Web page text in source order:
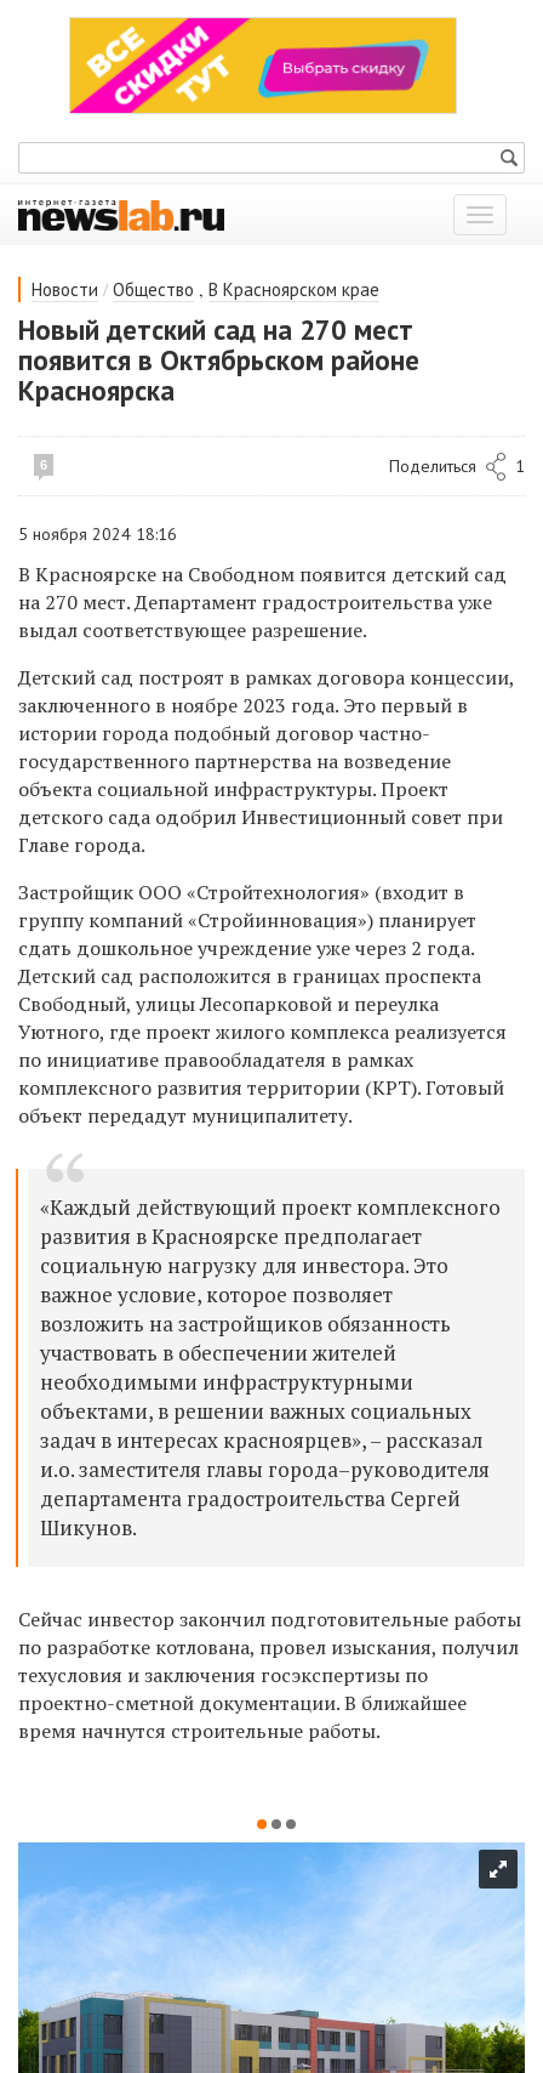
Показать
меню
Новости / Общество , В Красноярском крае
Новый детский сад на 270 мест
появится в Октябрьском районе
Красноярска
6 Поделиться 1
5 ноября 2024 18:16
В Красноярске на Свободном появится детский сад
на 270 мест. Департамент градостроительства уже
выдал соответствующее разрешение.
Детский сад построят в рамках договора концессии,
заключенного в ноябре 2023 года. Это первый в
истории города подобный договор частно-
государственного партнерства на возведение
объекта социальной инфраструктуры. Проект
детского сада одобрил Инвестиционный совет при
Главе города.
Застройщик ООО «Стройтехнология» (входит в
группу компаний «Стройинновация») планирует
сдать дошкольное учреждение уже через 2 года.
Детский сад расположится в границах проспекта
Свободный, улицы Лесопарковой и переулка
Уютного, где проект жилого комплекса реализуется
по инициативе правообладателя в рамках
комплексного развития территории (КРТ). Готовый
объект передадут муниципалитету.
«Каждый действующий проект комплексного
развития в Красноярске предполагает
социальную нагрузку для инвестора. Это
важное условие, которое позволяет
возложить на застройщиков обязанность
участвовать в обеспечении жителей
необходимыми инфраструктурными
объектами, в решении важных социальных
задач в интересах красноярцев», – рассказал
и.о. заместителя главы города–руководителя
департамента градостроительства Сергей
Шикунов.
Сейчас инвестор закончил подготовительные работы
по разработке котлована, провел изыскания, получил
техусловия и заключения госэкспертизы по
проектно-сметной документации. В ближайшее
время начнутся строительные работы.